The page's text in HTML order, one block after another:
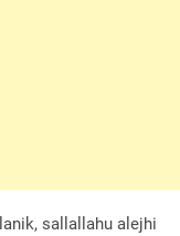
sallallahu alejhi